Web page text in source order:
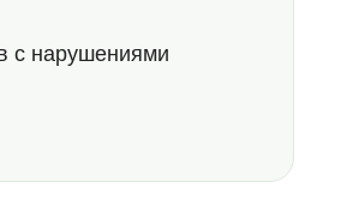
с нарушениями